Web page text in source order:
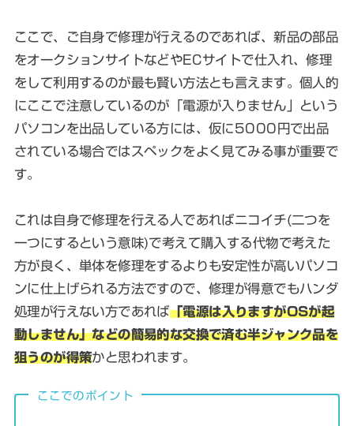
ここで、ご自身で修理が行えるのであれば、新品の部品
をオークションサイトなどやECサイトで仕入れ、修理
をして利用するのが最も賢い方法とも言えます。個人的
にここで注意しているのが「電源が入りません」という
パソコンを出品している方には、仮に5000円で出品
されている場合ではスペックをよく見てみる事が重要で
す。
これは自身で修理を行える人であればニコイチ(二つを
一つにするという意味)で考えて購入する代物で考えた
方が良く、単体を修理をするよりも安定性が高いパソコ
ンに仕上げられる方法ですので、修理が得意でもハンダ
処理が行えない方であれば「電源は入りますがOSが起
動しません」などの簡易的な交換で済む半ジャンク品を
狙うのが得策かと思われます。
ここでのポイント